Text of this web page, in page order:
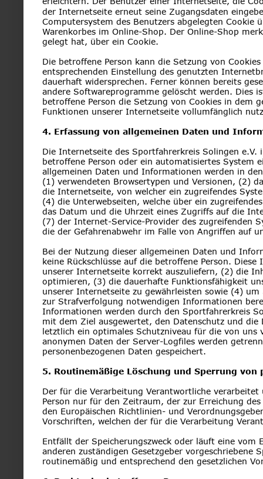
der Internetseite erneut seine Zugangsdaten
Computersystem des Benutzers abgelegten
Warenkorbes im Online-Shop. Der Online-Shop
gelegt hat, über ein Cookie.
Die betroffene Person kann die Setzung von
entsprechenden Einstellung des genutzten
dauerhaft widersprechen. Ferner können bereits
andere Softwareprogramme gelöscht werden.
betroffene Person die Setzung von Cookies in
Funktionen unserer Internetseite vollumfänglich
4. Erfassung von allgemeinen Daten und
Die Internetseite des Sportfahrerkreis Solingen
betroffene Person oder ein automatisiertes System
allgemeinen Daten und Informationen werden in
(1) verwendeten Browsertypen und Versionen, (2)
die Internetseite, von welcher ein zugreifendes
(4) die Unterwebseiten, welche über ein
das Datum und die Uhrzeit eines Zugriffs auf die
(7) der Internet-Service-Provider des zugreifenden
die der Gefahrenabwehr im Falle von Angriffen auf
Bei der Nutzung dieser allgemeinen Daten und
keine Rückschlüsse auf die betroffene Person.
unserer Internetseite korrekt auszuliefern, (2) die
optimieren, (3) die dauerhafte Funktionsfähigkeit
unserer Internetseite zu gewährleisten sowie (4)
zur Strafverfolgung notwendigen Informationen
Informationen werden durch den Sportfahrerkreis
mit dem Ziel ausgewertet, den Datenschutz und
letztlich ein optimales Schutzniveau für die von uns
anonymen Daten der Server-Logfiles werden
personenbezogenen Daten gespeichert.
5. Routinemäßige Löschung und Sperrung von
Der für die Verarbeitung Verantwortliche
Person nur für den Zeitraum, der zur Erreichung
den Europäischen Richtlinien- und
Vorschriften, welchen der für die Verarbeitung
Entfällt der Speicherungszweck oder läuft eine
anderen zuständigen Gesetzgeber vorgeschriebene
routinemäßig und entsprechend den gesetzlichen